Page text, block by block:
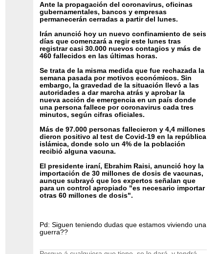
Ante la propagación del coronavirus, oficinas
gubernamentales, bancos y empresas
permanecerán cerradas a partir del lunes.
Irán anunció hoy un nuevo confinamiento de seis
días que comenzará a regir este lunes tras
registrar casi 30.000 nuevos contagios y más de
460 fallecidos en las últimas horas.
Se trata de la misma medida que fue rechazada la
semana pasada por motivos económicos. Sin
embargo, la gravedad de la situación llevó a las
autoridades a dar marcha atrás y aprobar la
nueva acción de emergencia en un país donde
una persona fallece por coronavirus cada tres
minutos, según cifras oficiales.
Más de 97.000 personas fallecieron y 4,4 millones
dieron positivo al test de Covid-19 en la república
islámica, donde solo un 4% de la población
recibió alguna vacuna.
El presidente iraní, Ebrahim Raisi, anunció hoy la
importación de 30 millones de dosis de vacunas,
aunque subrayó que los expertos señalan que
para un control apropiado "es necesario importar
otras 60 millones de dosis".
Pd: Siguen teniendo dudas que estamos viviendo una
guerra??